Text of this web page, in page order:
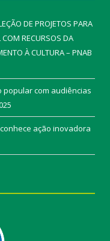
DE PROJETOS PARA
COM RECURSOS DA
À CULTURA – PNAB
com audiências
ação inovadora